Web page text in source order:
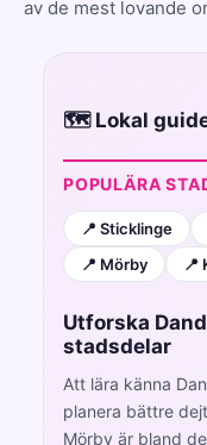
av de mest lovande
🗺️ Lokal
POPULÄRA
📍 Sticklinge
📍 Mörby
📍
Utforska
stadsdelar
Att lära känna
planera bättre
Mörby är bland